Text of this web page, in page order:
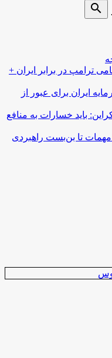
search
ترامپ در برابر ایران +
ایران برای عبور از
باید خسارات به منافع
مهمات تا بن‌بست راهبردی